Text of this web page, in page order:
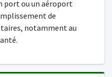
port ou un aéroport
de
notamment au